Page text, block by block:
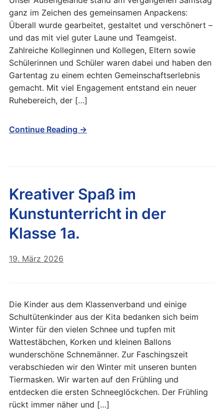
ganz im Zeichen des gemeinsamen Anpackens:
Überall wurde gearbeitet, gestaltet und verschönert –
und das mit viel guter Laune und Teamgeist.
Zahlreiche Kolleginnen und Kollegen, Eltern sowie
Schülerinnen und Schüler waren dabei und haben den
Gartentag zu einem echten Gemeinschaftserlebnis
gemacht. Mit viel Engagement entstand ein neuer
Ruhebereich, der […]
Continue Reading →
Kreativer Spaß im
Kunstunterricht in der
Klasse 1a.
19. März 2026
Die Kinder aus dem Klassenverband und einige
Schultütenkinder aus der Kita bedanken sich beim
Winter für den vielen Schnee und tupfen mit
Wattestäbchen, Korken und kleinen Ballons
wunderschöne Schnemänner. Zur Faschingszeit
verabschieden wir den Winter mit unseren bunten
Tiermasken. Wir warten auf den Frühling und
entdecken die ersten Schneeglöckchen. Der Frühling
rückt immer näher und […]